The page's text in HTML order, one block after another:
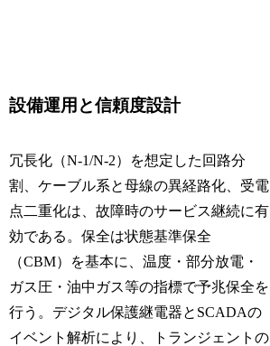
設備運用と信頼度設計
冗長化（N-1/N-2）を想定した回路分
割、ケーブル系と母線の異経路化、受電
点二重化は、故障時のサービス継続に有
効である。保全は状態基準保全
（CBM）を基本に、温度・部分放電・
ガス圧・油中ガス等の指標で予兆保全を
行う。デジタル保護継電器とSCADAの
イベント解析により、トランジェントの